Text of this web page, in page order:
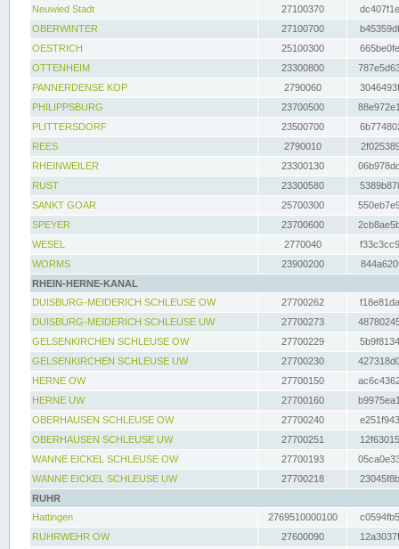
Neuwied Stadt
27100370
OBERWINTER
27100700
OESTRICH
25100300
OTTENHEIM
23300800
PANNERDENSE KOP
2790060
PHILIPPSBURG
23700500
PLITTERSDORF
23500700
REES
2790010
RHEINWEILER
23300130
RUST
23300580
SANKT GOAR
25700300
SPEYER
23700600
WESEL
2770040
WORMS
23900200
RHEIN-HERNE-KANAL
DUISBURG-MEIDERICH SCHLEUSE OW
27700262
DUISBURG-MEIDERICH SCHLEUSE UW
27700273
GELSENKIRCHEN SCHLEUSE OW
27700229
GELSENKIRCHEN SCHLEUSE UW
27700230
HERNE OW
27700150
HERNE UW
27700160
OBERHAUSEN SCHLEUSE OW
27700240
OBERHAUSEN SCHLEUSE UW
27700251
WANNE EICKEL SCHLEUSE OW
27700193
WANNE EICKEL SCHLEUSE UW
27700218
RUHR
Hattingen
2769510000100
RUHRWEHR OW
27600090